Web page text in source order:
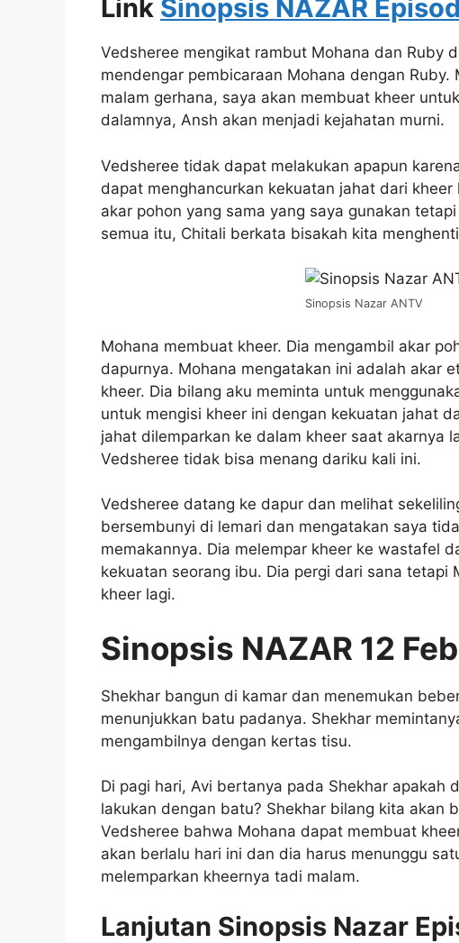
Link Sinopsis NAZAR
Vedsheree mengikat rambut Mohana dan Ruby
mendengar pembicaraan Mohana dengan
malam gerhana, saya akan membuat kheer
dalamnya, Ansh akan menjadi kejahatan murni.
Vedsheree tidak dapat melakukan apapun
dapat menghancurkan kekuatan jahat dari
akar pohon yang sama yang saya gunakan
semua itu, Chitali berkata bisakah kita
Sinopsis Nazar ANTV
Mohana membuat kheer. Dia mengambil akar
dapurnya. Mohana mengatakan ini adalah akar
kheer. Dia bilang aku meminta untuk
untuk mengisi kheer ini dengan kekuatan jahat
jahat dilemparkan ke dalam kheer saat akarnya
Vedsheree tidak bisa menang dariku kali ini.
Vedsheree datang ke dapur dan melihat
bersembunyi di lemari dan mengatakan saya
memakannya. Dia melempar kheer ke wastafel
kekuatan seorang ibu. Dia pergi dari sana tetapi
kheer lagi.
Sinopsis NAZAR 12
Shekhar bangun di kamar dan menemukan
menunjukkan batu padanya. Shekhar
mengambilnya dengan kertas tisu.
Di pagi hari, Avi bertanya pada Shekhar apakah
lakukan dengan batu? Shekhar bilang kita akan
Vedsheree bahwa Mohana dapat membuat
akan berlalu hari ini dan dia harus menunggu
melemparkan kheernya tadi malam.
Lanjutan Sinopsis Nazar